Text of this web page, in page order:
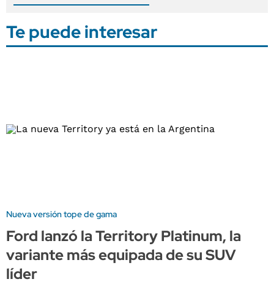
Te puede interesar
Nueva versión tope de gama
Ford lanzó la Territory Platinum, la
variante más equipada de su SUV
líder